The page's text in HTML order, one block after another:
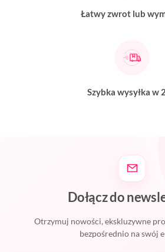
Łatwy zwrot lub
Szybka wysyłka w
Dołącz do
Otrzymuj nowości, ekskluzywne
bezpośrednio na swój